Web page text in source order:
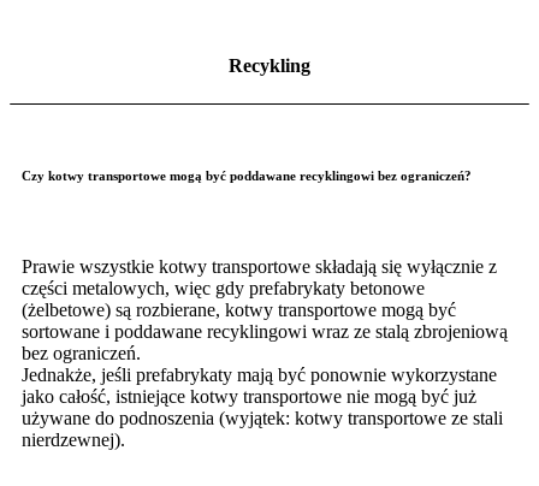
Recykling
Czy kotwy transportowe mogą być poddawane recyklingowi bez ograniczeń?
Prawie wszystkie kotwy transportowe składają się wyłącznie z
części metalowych, więc gdy prefabrykaty betonowe
(żelbetowe) są rozbierane, kotwy transportowe mogą być
sortowane i poddawane recyklingowi wraz ze stalą zbrojeniową
bez ograniczeń.
Jednakże, jeśli prefabrykaty mają być ponownie wykorzystane
jako całość, istniejące kotwy transportowe nie mogą być już
używane do podnoszenia (wyjątek: kotwy transportowe ze stali
nierdzewnej).